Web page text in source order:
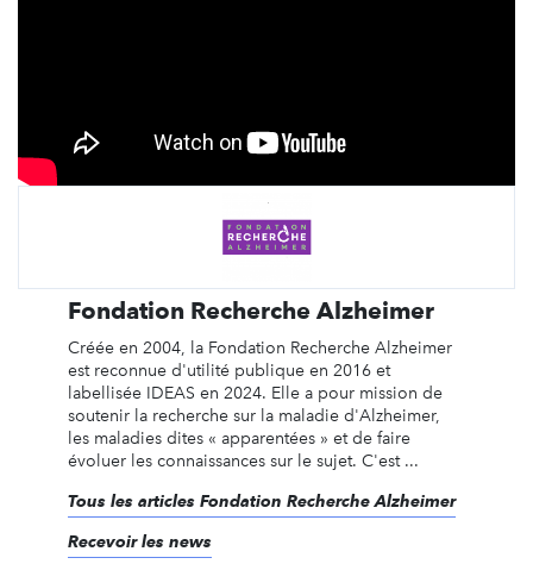
Fondation Recherche Alzheimer
Créée en 2004, la Fondation Recherche Alzheimer
est reconnue d'utilité publique en 2016 et
labellisée IDEAS en 2024. Elle a pour mission de
soutenir la recherche sur la maladie d'Alzheimer,
les maladies dites « apparentées » et de faire
évoluer les connaissances sur le sujet. C'est ...
Tous les articles Fondation Recherche Alzheimer
Recevoir les news